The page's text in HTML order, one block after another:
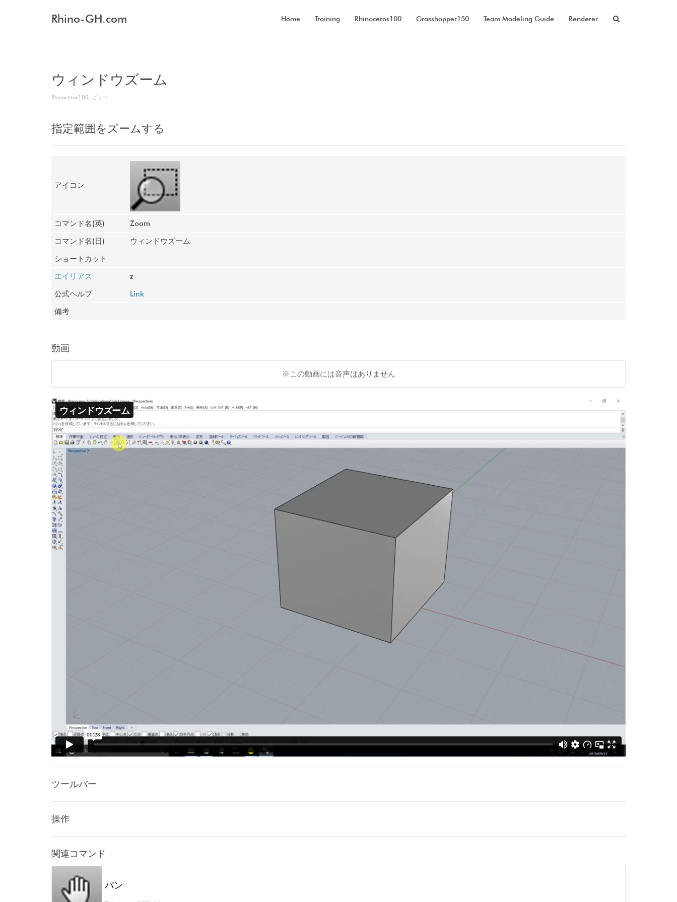
Rhino-GH.com Home Training Rhinoceros100 Grasshopper150 Team Modeling Guide Renderer
ウィンドウズーム
Rhinoceros100, ビュー
指定範囲をズームする
アイコン
コマンド名(英)
Zoom
コマンド名(日)
ウィンドウズーム
ショートカット
エイリアス
z
公式ヘルプ
Link
備考
動画
※この動画には音声はありません
ツールバー
操作
関連コマンド
パン